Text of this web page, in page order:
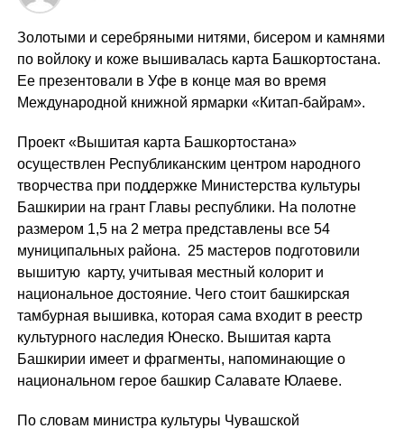
Золотыми и серебряными нитями, бисером и камнями
по войлоку и коже вышивалась карта Башкортостана.
Ее презентовали в Уфе в конце мая во время
Международной книжной ярмарки «Китап-байрам».
Проект «Вышитая карта Башкортостана»
осуществлен Республиканским центром народного
творчества при поддержке Министерства культуры
Башкирии на грант Главы республики. На полотне
размером 1,5 на 2 метра представлены все 54
муниципальных района. 25 мастеров подготовили
вышитую карту, учитывая местный колорит и
национальное достояние. Чего стоит башкирская
тамбурная вышивка, которая сама входит в реестр
культурного наследия Юнеско. Вышитая карта
Башкирии имеет и фрагменты, напоминающие о
национальном герое башкир Салавате Юлаеве.
По словам министра культуры Чувашской